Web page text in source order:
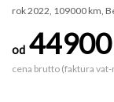
rok 2022, 109000 km,
od 44900
cena brutto (faktura vat-